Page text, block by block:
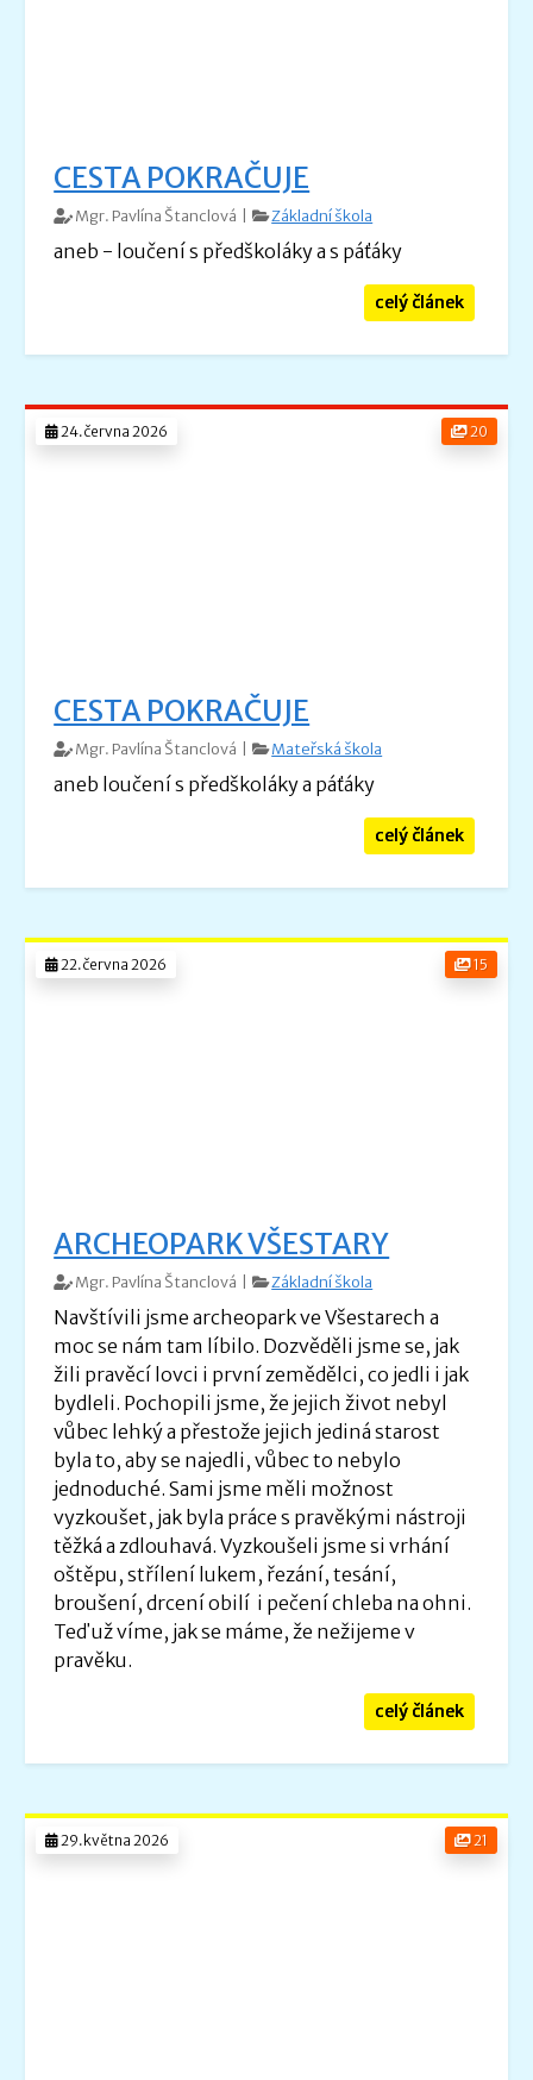
CESTA POKRAČUJE
Mgr. Pavlína Štanclová | Základní škola
aneb - loučení s předškoláky a s páťáky
celý článek
20
24.června 2026
CESTA POKRAČUJE
Mgr. Pavlína Štanclová | Mateřská škola
aneb loučení s předškoláky a páťáky
celý článek
15
22.června 2026
ARCHEOPARK VŠESTARY
Mgr. Pavlína Štanclová | Základní škola
Navštívili jsme archeopark ve Všestarech a
moc se nám tam líbilo. Dozvěděli jsme se, jak
žili pravěcí lovci i první zemědělci, co jedli i jak
bydleli. Pochopili jsme, že jejich život nebyl
vůbec lehký a přestože jejich jediná starost
byla to, aby se najedli, vůbec to nebylo
jednoduché. Sami jsme měli možnost
vyzkoušet, jak byla práce s pravěkými nástroji
těžká a zdlouhavá. Vyzkoušeli jsme si vrhání
oštěpu, střílení lukem, řezání, tesání,
broušení, drcení obilí i pečení chleba na ohni.
Teď už víme, jak se máme, že nežijeme v
pravěku.
celý článek
21
29.května 2026